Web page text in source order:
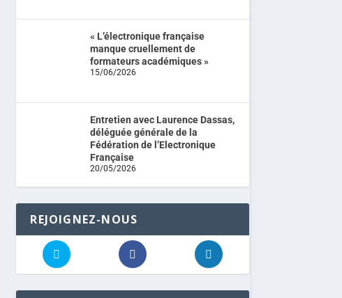
« L’électronique française
manque cruellement de
formateurs académiques »
15/06/2026
Entretien avec Laurence Dassas,
déléguée générale de la
Fédération de l’Electronique
Française
20/05/2026
REJOIGNEZ-NOUS